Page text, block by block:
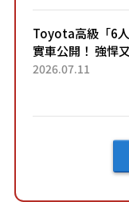
車？...
Toyota高級「6人
實車公開！ 強悍
「全黑設計」搭配
2026.07.11